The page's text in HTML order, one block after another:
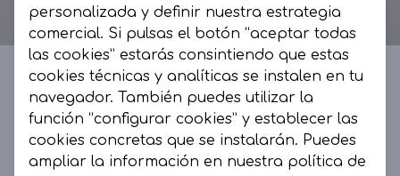
La Presumida by AR
La Presumida es un espacio de moda, muy
personalizada y definir nuestra estrategia
comercial. Si pulsas el botón “aceptar todas
las cookies” estarás consintiendo que estas
cookies técnicas y analíticas se instalen en tu
navegador. También puedes utilizar la
función “configurar cookies” y establecer las
cookies concretas que se instalarán. Puedes
ampliar la información en nuestra política de